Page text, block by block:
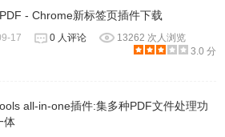
- Chrome新标签页插件下载
17 0 人评论
13262 次人浏览
3.0 分
all-in-one插件:集多种PDF文件处理功
体